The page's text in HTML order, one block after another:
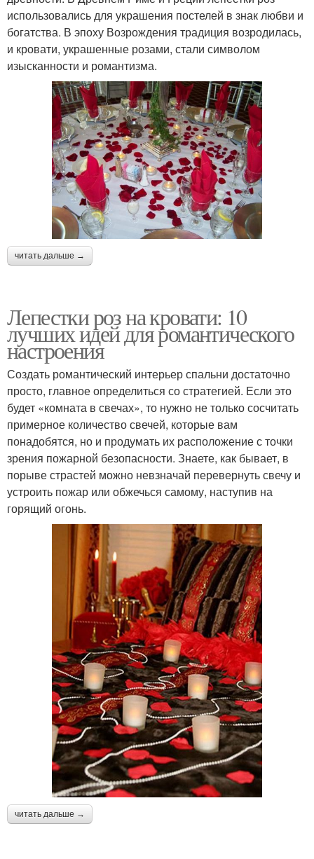
использовались для украшения постелей в знак любви и
богатства. В эпоху Возрождения традиция возродилась,
и кровати, украшенные розами, стали символом
изысканности и романтизма.
читать дальше →
Лепестки роз на кровати: 10
лучших идей для романтического
настроения
Создать романтический интерьер спальни достаточно
просто, главное определиться со стратегией. Если это
будет «комната в свечах», то нужно не только сосчитать
примерное количество свечей, которые вам
понадобятся, но и продумать их расположение с точки
зрения пожарной безопасности. Знаете, как бывает, в
порыве страстей можно невзначай перевернуть свечу и
устроить пожар или обжечься самому, наступив на
горящий огонь.
читать дальше →